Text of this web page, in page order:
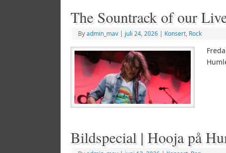
The Sountrack of our
Byadmin_mav | juli 24, 2026 | Konsert, Rock
Bildspecial | Hooja på